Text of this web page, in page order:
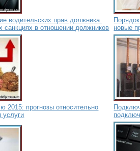
водительских прав должника.
санкциях в отношении должников
новые
2015: прогнозы относительно
услуги